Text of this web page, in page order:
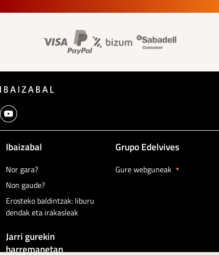
Banner información
Ibaizabal
Nor gara?
Non gaude?
Erosteko baldintzak: liburu
dendak eta irakasleak
Grupo Edelvives
Gure webguneak
Jarri gurekin
harremanetan